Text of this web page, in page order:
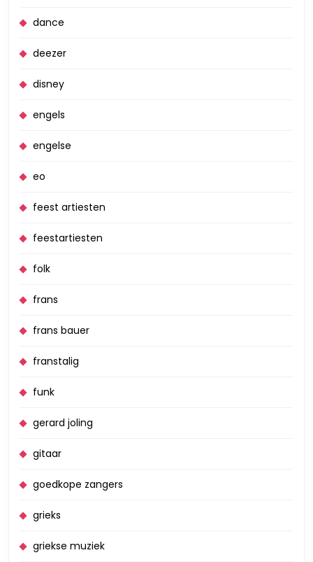
dance
deezer
disney
engels
engelse
eo
feest artiesten
feestartiesten
folk
frans
frans bauer
franstalig
funk
gerard joling
gitaar
goedkope zangers
grieks
griekse muziek